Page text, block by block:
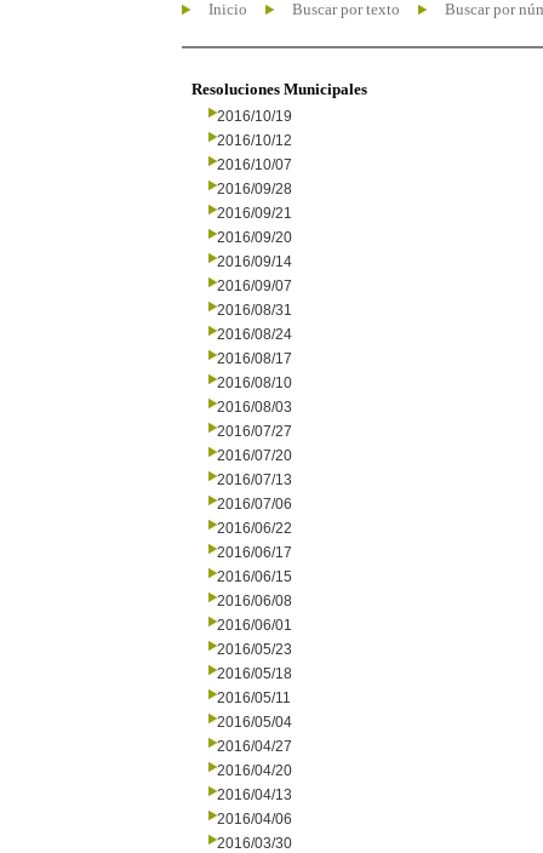
Inicio Buscar por texto Buscar por
Resoluciones Municipales
2016/10/19
2016/10/12
2016/10/07
2016/09/28
2016/09/21
2016/09/20
2016/09/14
2016/09/07
2016/08/31
2016/08/24
2016/08/17
2016/08/10
2016/08/03
2016/07/27
2016/07/20
2016/07/13
2016/07/06
2016/06/22
2016/06/17
2016/06/15
2016/06/08
2016/06/01
2016/05/23
2016/05/18
2016/05/11
2016/05/04
2016/04/27
2016/04/20
2016/04/13
2016/04/06
2016/03/30